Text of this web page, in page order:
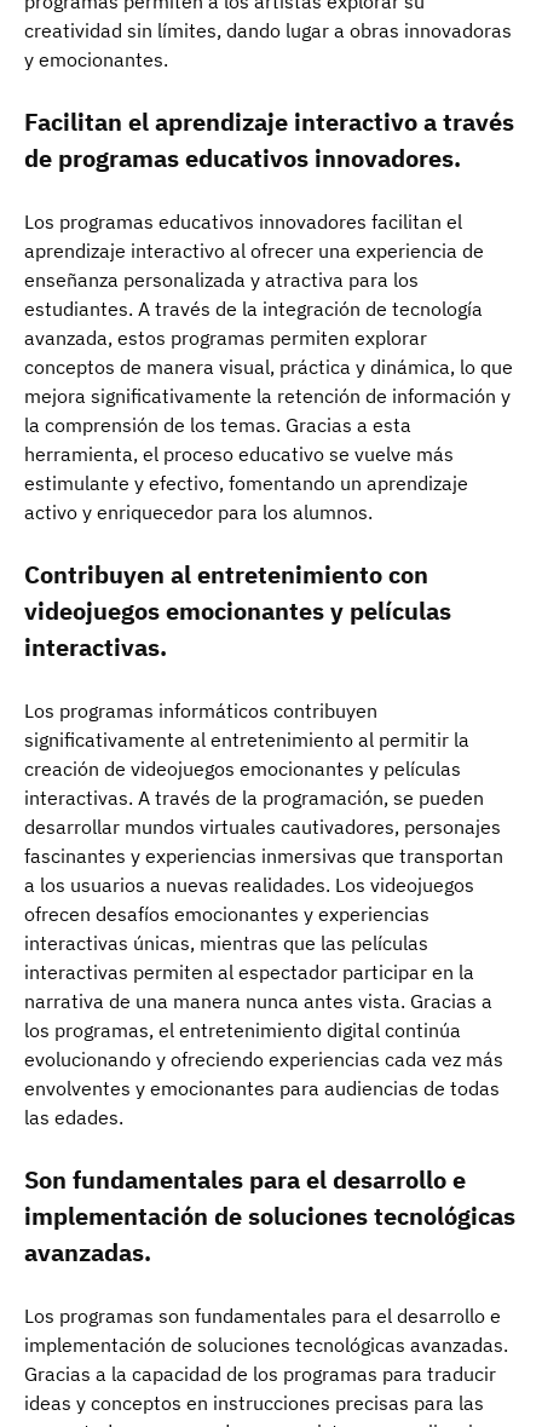
creatividad sin límites, dando lugar a obras innovadoras
y emocionantes.
Facilitan el aprendizaje interactivo a través
de programas educativos innovadores.
Los programas educativos innovadores facilitan el
aprendizaje interactivo al ofrecer una experiencia de
enseñanza personalizada y atractiva para los
estudiantes. A través de la integración de tecnología
avanzada, estos programas permiten explorar
conceptos de manera visual, práctica y dinámica, lo que
mejora significativamente la retención de información y
la comprensión de los temas. Gracias a esta
herramienta, el proceso educativo se vuelve más
estimulante y efectivo, fomentando un aprendizaje
activo y enriquecedor para los alumnos.
Contribuyen al entretenimiento con
videojuegos emocionantes y películas
interactivas.
Los programas informáticos contribuyen
significativamente al entretenimiento al permitir la
creación de videojuegos emocionantes y películas
interactivas. A través de la programación, se pueden
desarrollar mundos virtuales cautivadores, personajes
fascinantes y experiencias inmersivas que transportan
a los usuarios a nuevas realidades. Los videojuegos
ofrecen desafíos emocionantes y experiencias
interactivas únicas, mientras que las películas
interactivas permiten al espectador participar en la
narrativa de una manera nunca antes vista. Gracias a
los programas, el entretenimiento digital continúa
evolucionando y ofreciendo experiencias cada vez más
envolventes y emocionantes para audiencias de todas
las edades.
Son fundamentales para el desarrollo e
implementación de soluciones tecnológicas
avanzadas.
Los programas son fundamentales para el desarrollo e
implementación de soluciones tecnológicas avanzadas.
Gracias a la capacidad de los programas para traducir
ideas y conceptos en instrucciones precisas para las